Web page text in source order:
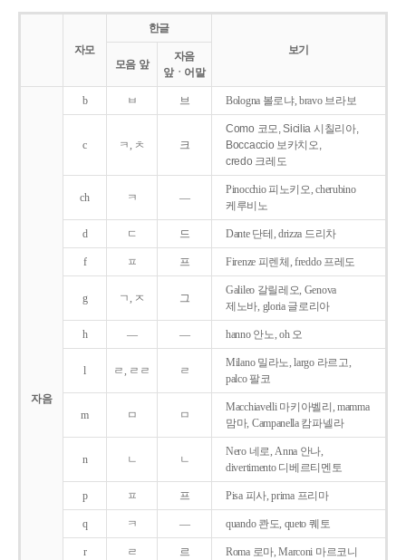
자모
한글
보기
모음 앞
자음
앞ㆍ어말
자음
b ㅂ 브 Bologna 볼로냐, bravo 브라보
c ㅋ, ㅊ 크
Como 코모, Sicilia 시칠리아,
Boccaccio 보카치오,
credo 크레도
ch ㅋ ―
Pinocchio 피노키오, cherubino
케루비노
d ㄷ 드 Dante 단테, drizza 드리차
f ㅍ 프 Firenze 피렌체, freddo 프레도
g ㄱ, ㅈ 그
Galileo 갈릴레오, Genova
제노바, gloria 글로리아
h ― ― hanno 안노, oh 오
l ㄹ, ㄹㄹ ㄹ
Milano 밀라노, largo 라르고,
palco 팔코
m ㅁ ㅁ
Macchiavelli 마키아벨리, mamma
맘마, Campanella 캄파넬라
n ㄴ ㄴ
Nero 네로, Anna 안나,
divertimento 디베르티멘토
p ㅍ 프 Pisa 피사, prima 프리마
q ㅋ ― quando 콴도, queto 퀘토
r ㄹ 르 Roma 로마, Marconi 마르코니